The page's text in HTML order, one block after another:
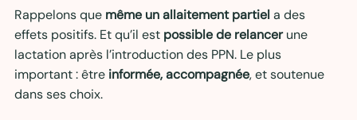
Rappelons que même un allaitement partiel a des
effets positifs. Et qu’il est possible de relancer une
lactation après l’introduction des PPN. Le plus
important : être informée, accompagnée, et soutenue
dans ses choix.